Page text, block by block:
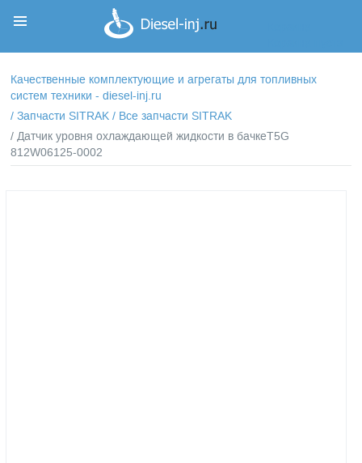
Качественные комплектующие и агрегаты для топливных
систем техники - diesel-inj.ru
/Запчасти SITRAK / Все запчасти SITRAK
/ Датчик уровня охлаждающей жидкости в бачкеT5G
812W06125-0002